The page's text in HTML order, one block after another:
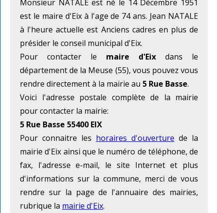
Monsieur NATALE est né le 14 Décembre 1951
est le maire d'Eix à l'age de 74 ans. Jean NATALE
à l'heure actuelle est Anciens cadres en plus de
présider le conseil municipal d'Eix.
Pour contacter le maire d'Eix dans le
département de la Meuse (55), vous pouvez vous
rendre directement à la mairie au 5 Rue Basse.
Voici l'adresse postale complète de la mairie
pour contacter la mairie:
5 Rue Basse 55400 EIX
Pour connaitre les horaires d'ouverture de la
mairie d'Eix ainsi que le numéro de téléphone, de
fax, l'adresse e-mail, le site Internet et plus
d'informations sur la commune, merci de vous
rendre sur la page de l'annuaire des mairies,
rubrique la mairie d'Eix.